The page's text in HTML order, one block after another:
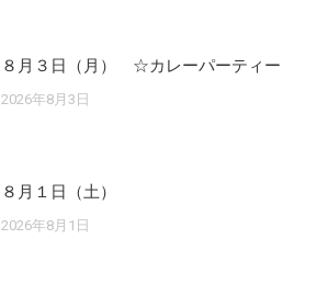
８月３日（月） ☆カレーパーティー
2026年8月3日
８月１日（土）
2026年8月1日